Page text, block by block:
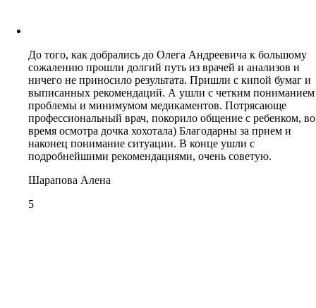
До того, как добрались до Олега Андреевича к большому
сожалению прошли долгий путь из врачей и анализов и
ничего не приносило результата. Пришли с кипой бумаг и
выписанных рекомендаций. А ушли с четким пониманием
проблемы и минимумом медикаментов. Потрясающе
профессиональный врач, покорило общение с ребенком, во
время осмотра дочка хохотала) Благодарны за прием и
наконец понимание ситуации. В конце ушли с
подробнейшими рекомендациями, очень советую.
Шарапова Алена
5